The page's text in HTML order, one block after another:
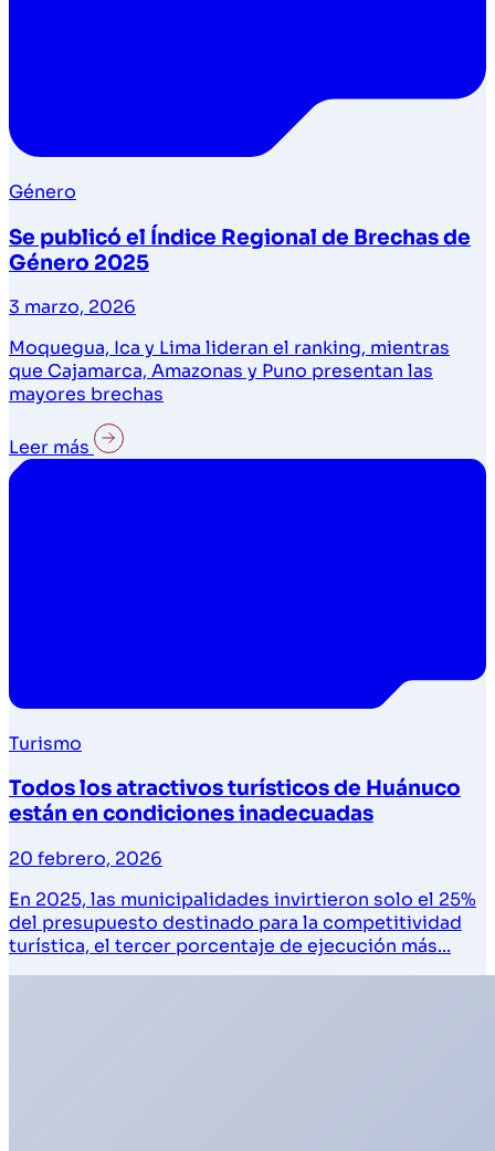
Género
Se publicó el Índice Regional de Brechas de
Género 2025
3 marzo, 2026
Moquegua, Ica y Lima lideran el ranking, mientras
que Cajamarca, Amazonas y Puno presentan las
mayores brechas
Leer más
Turismo
Todos los atractivos turísticos de Huánuco
están en condiciones inadecuadas
20 febrero, 2026
En 2025, las municipalidades invirtieron solo el 25%
del presupuesto destinado para la competitividad
turística, el tercer porcentaje de ejecución más...